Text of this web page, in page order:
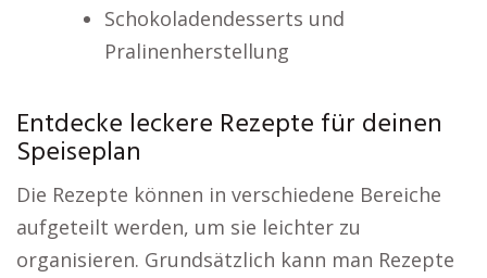
Schokoladendesserts und
Pralinenherstellung
Entdecke leckere Rezepte für deinen
Speiseplan
Die Rezepte können in verschiedene Bereiche
aufgeteilt werden, um sie leichter zu
organisieren. Grundsätzlich kann man Rezepte